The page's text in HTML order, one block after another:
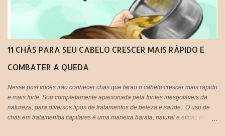
um, decidir utilizar ou não!
11 CHÁS PARA SEU CABELO CRESCER MAIS RÁPIDO E
COMBATER A QUEDA
Nesse post vocês irão conhecer chás que farão o cabelo crescer mais rápido
e mais forte. Sou completamente apaixonada pela fontes inesgotáveis da
natureza, para diversos tipos de tratamentos de beleza e saúde. O uso de
chás em tratamentos capilares é uma maneira barata, natural e eficaz de